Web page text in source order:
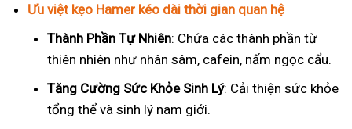
Ưu việt kẹo Hamer kéo dài thời gian quan hệ
Thành Phần Tự Nhiên: Chứa các thành phần từ
thiên nhiên như nhân sâm, cafein, nấm ngọc cẩu.
Tăng Cường Sức Khỏe Sinh Lý: Cải thiện sức khỏe
tổng thể và sinh lý nam giới.